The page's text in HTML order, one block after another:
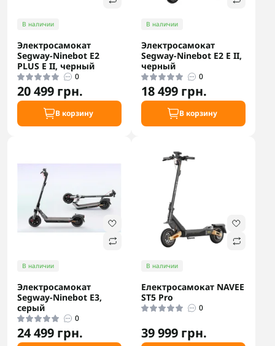
В наличии
Электросамокат
Segway-Ninebot E2
PLUS E II, черный
0
20 499 грн.
В корзину
В наличии
Электросамокат
Segway-Ninebot E2 E II,
черный
0
18 499 грн.
В корзину
В наличии
Электросамокат
Segway-Ninebot E3,
серый
0
24 499 грн.
В наличии
Електросамокат NAVEE
ST5 Pro
0
39 999 грн.